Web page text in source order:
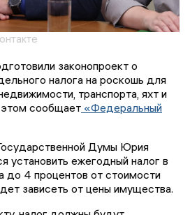
законопроект о
налога на роскошь для
транспорта, яхт и
сообщает «Федеральный
Думы Юрия
установить ежегодный налог в
до 4 процентов от стоимости
зависеть от цены имущества.